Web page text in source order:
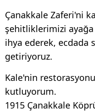
Çanakkale Zaferi'ni
şehitliklerimizi
ihya ederek, ecdada
getiriyoruz.
Kale'nin
kutluyorum.
1915 Çanakkale